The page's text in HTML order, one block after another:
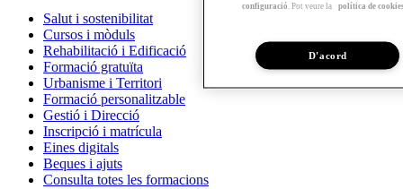
Salut i sostenibilitat
Cursos i mòduls
Rehabilitació i Edificació
Formació gratuïta
Urbanisme i Territori
Formació personalitzable
Gestió i Direcció
Inscripció i matrícula
Eines digitals
Beques i ajuts
Consulta totes les formacions
configuració . Pot veure la política de
D'acord